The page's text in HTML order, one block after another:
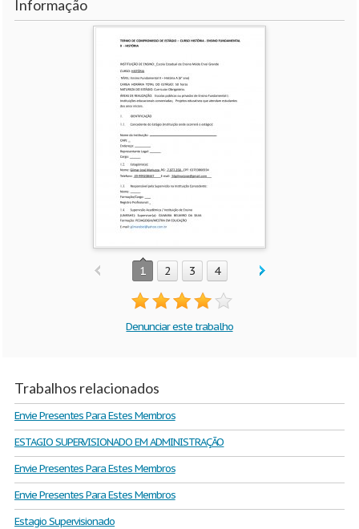
Informação
1 2 3 4
Denunciar este trabalho
Trabalhos relacionados
Envie Presentes Para Estes Membros
ESTAGIO SUPERVISIONADO EM ADMINISTRAÇÃO
Envie Presentes Para Estes Membros
Envie Presentes Para Estes Membros
Estagio Supervisionado